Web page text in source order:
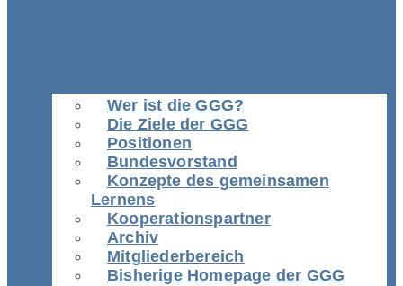
Wer ist die GGG?
Die Ziele der GGG
Positionen
Bundesvorstand
Konzepte des gemeinsamen
Lernens
Kooperationspartner
Archiv
Mitgliederbereich
Bisherige Homepage der GGG